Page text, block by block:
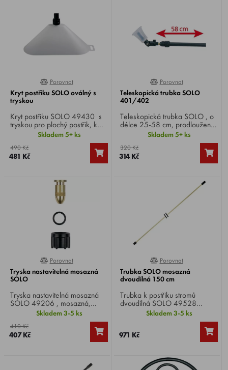
100%
Porovnat
Kryt postřiku SOLO oválný s
tryskou
Kryt postřiku SOLO 49430 s
tryskou pro plochý postřik, k
ochraně sousedních kultur.
Zabraňuje úletu jemných
kapiček, ohraničuje stříkanou
oblast.
Skladem 5+ ks
490 Kč
481 Kč
100%
Porovnat
Teleskopická trubka SOLO
401/402
Teleskopická trubka SOLO , o
délce 25-58 cm, prodloužení
pro ruční postřikovače SOLO
401/402 pro pohodlnou práci
při zemi nebo nad hlavou.
Skladem 5+ ks
320 Kč
314 Kč
0%
Porovnat
Tryska nastavitelná mosazná
SOLO
Tryska nastavitelná mosazná
SOLO 49206 , mosazná,
nastavitelná od jemného
rozprášení po daleký
paprskový střik, je např. možné
bodové ošetření na větší
Skladem 3-5 ks
410 Kč
407 Kč
0%
Porovnat
Trubka SOLO mosazná
dvoudílná 150 cm
Trubka k postřiku stromů
dvoudílná SOLO 49528
mosazná 150 cm, pro zvýšení
dosahu, např. pro živé ploty,
Skladem 3-5 ks
971 Kč